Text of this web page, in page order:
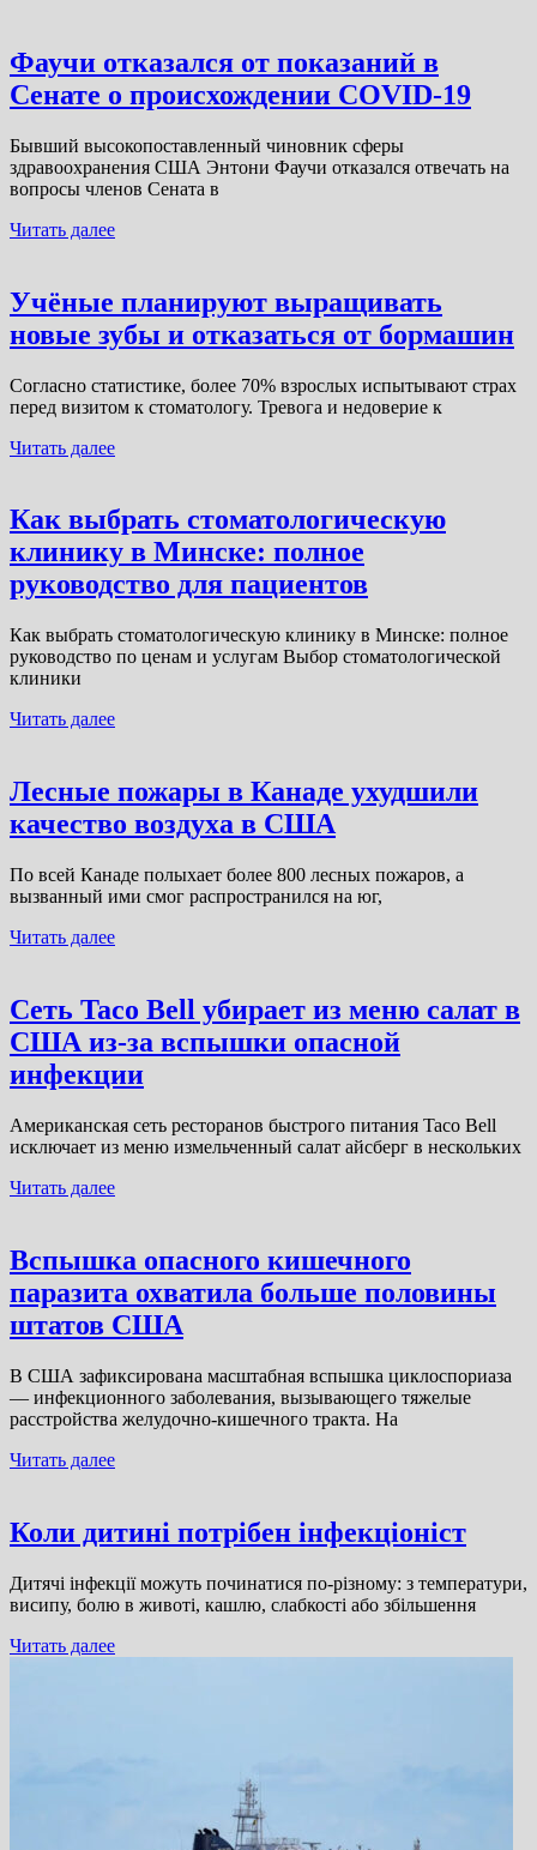
Фаучи отказался от показаний в
Сенате о происхождении COVID-19
Бывший высокопоставленный чиновник сферы
здравоохранения США Энтони Фаучи отказался отвечать на
вопросы членов Сената в
Читать далее
Учёные планируют выращивать
новые зубы и отказаться от бормашин
Согласно статистике, более 70% взрослых испытывают страх
перед визитом к стоматологу. Тревога и недоверие к
Читать далее
Как выбрать стоматологическую
клинику в Минске: полное
руководство для пациентов
Как выбрать стоматологическую клинику в Минске: полное
руководство по ценам и услугам Выбор стоматологической
клиники
Читать далее
Лесные пожары в Канаде ухудшили
качество воздуха в США
По всей Канаде полыхает более 800 лесных пожаров, а
вызванный ими смог распространился на юг,
Читать далее
Сеть Taco Bell убирает из меню салат в
США из-за вспышки опасной
инфекции
Американская сеть ресторанов быстрого питания Taco Bell
исключает из меню измельченный салат айсберг в нескольких
Читать далее
Вспышка опасного кишечного
паразита охватила больше половины
штатов США
В США зафиксирована масштабная вспышка циклоспориаза
— инфекционного заболевания, вызывающего тяжелые
расстройства желудочно-кишечного тракта. На
Читать далее
Коли дитині потрібен інфекціоніст
Дитячі інфекції можуть починатися по-різному: з температури,
висипу, болю в животі, кашлю, слабкості або збільшення
Читать далее